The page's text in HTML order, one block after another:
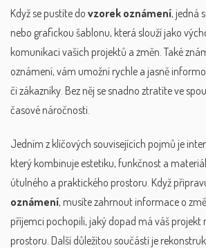
Když se pustíte do vzorek oznámení, jedná
nebo grafickou šablonu, která slouží jako
komunikaci vašich projektů a změn. Také
oznámení, vám umožní rychle a jasně
či zákazníky. Bez něj se snadno ztratíte ve
časové náročnosti.
Jedním z klíčových souvisejících pojmů je
který kombinuje estetiku, funkčnost a
útulného a praktického prostoru . Když
oznámení, musíte zahrnout informace o
příjemci pochopili, jaký dopad má váš projekt
prostoru. Další důležitou součástí je